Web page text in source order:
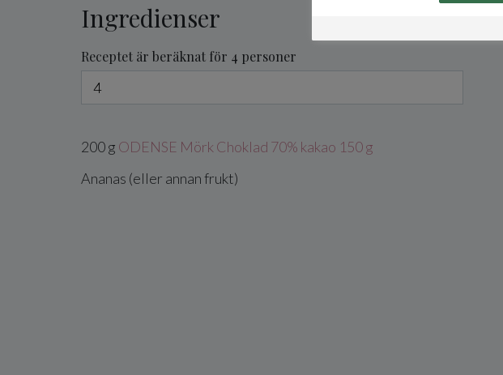
Ingredienser
Receptet är beräknat för 4 personer
200g ODENSE Mörk Choklad 70% kakao 150 g
Ananas (eller annan frukt)